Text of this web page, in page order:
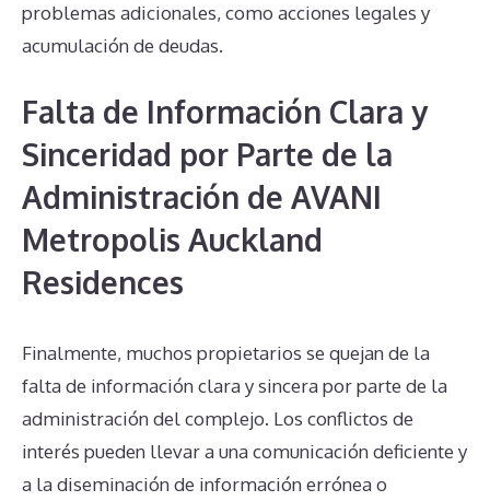
problemas adicionales, como acciones legales y
acumulación de deudas.
Falta de Información Clara y
Sinceridad por Parte de la
Administración de AVANI
Metropolis Auckland
Residences
Finalmente, muchos propietarios se quejan de la
falta de información clara y sincera por parte de la
administración del complejo. Los conflictos de
interés pueden llevar a una comunicación deficiente y
a la diseminación de información errónea o